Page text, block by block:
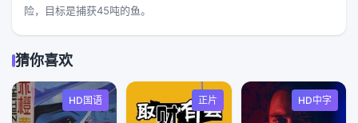
险，目标是捕获45吨的鱼。
猜你喜欢
HD国语 正片 HD中字